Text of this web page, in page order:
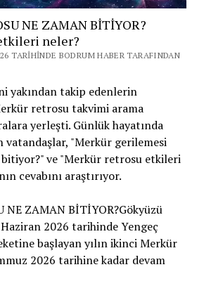
NE ZAMAN BİTİYOR?
neler?
TARIHINDE BODRUM HABER TARAFINDAN
yakından takip edenlerin
retrosu takvimi arama
yerleşti. Günlük hayatında
vatandaşlar, "Merkür gerilemesi
ve "Merkür retrosu etkileri
cevabını araştırıyor.
NE ZAMAN BİTİYOR?Gökyüzü
2026 tarihinde Yengeç
başlayan yılın ikinci Merkür
2026 tarihine kadar devam